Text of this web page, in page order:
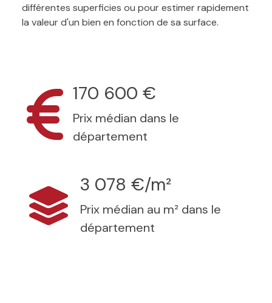
différentes superficies ou pour estimer rapidement
la valeur d'un bien en fonction de sa surface.
170 600 €
Prix médian dans le
département
3 078 €/m²
Prix médian au m² dans le
département